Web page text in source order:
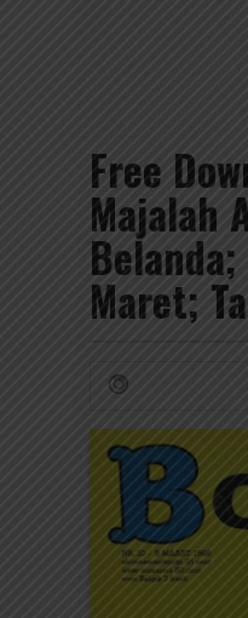
Free
Majalah
Maret;